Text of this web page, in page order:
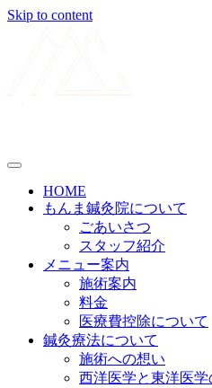
Skip to content
HOME
もんま鍼灸院について
ごあいさつ
スタッフ紹介
メニュー案内
施術案内
料金
医療費控除について
鍼灸療法について
施術への想い
西洋医学と東洋医学